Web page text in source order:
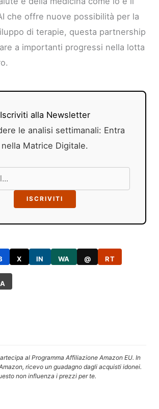
che offre nuove possibilità per la
di terapie, questa partnership
a importanti progressi nella lotta
Iscriviti alla Newsletter
le analisi settimanali: Entra
nella Matrice Digitale.
ISCRIVITI
X IN WA @ RT
al Programma Affiliazione Amazon EU. In
ricevo un guadagno dagli acquisti idonei.
non influenza i prezzi per te.